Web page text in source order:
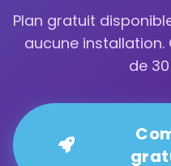
Plan gratuit
aucune
de